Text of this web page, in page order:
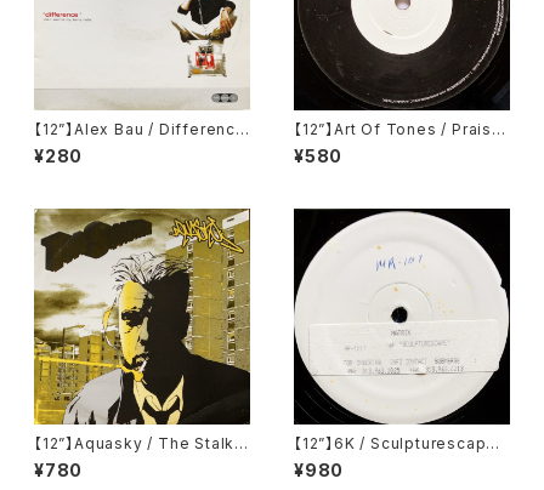
【12”】Alex Bau / Difference
(Toneman) (Toneman 23)
¥280
【12”】Art Of Tones / Praise
(20:20 Vision) (VIS142)
¥580
【12”】Aquasky / The Stalke
r / Bulletproof (Moving Sha
dow) (SHADOW 132)
¥780
【12”】6K / Sculpturescape
E.P. (Matrix) (MR-1017)
¥980